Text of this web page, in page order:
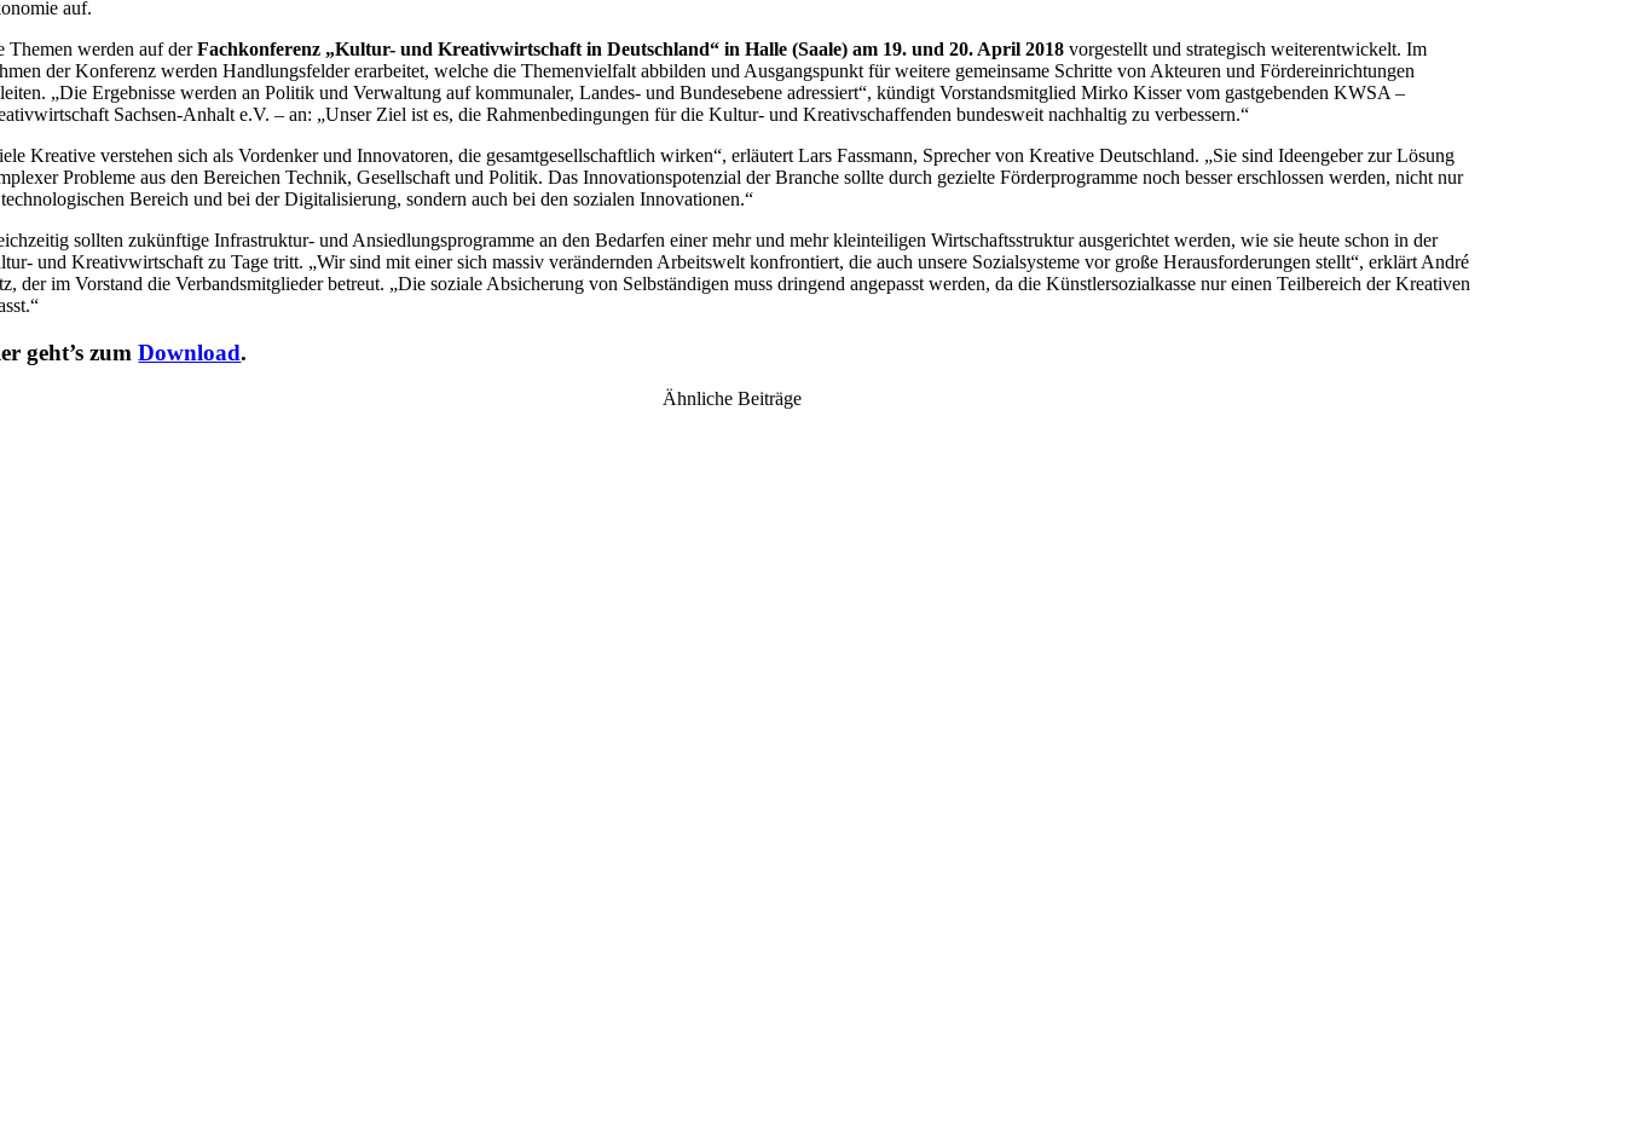
auf.
Themen werden auf derFachkonferenz „Kultur- und Kreativwirtschaft in Deutschland“ in Halle (Saale) am 19. und 20. April 2018 vorgestellt und strategisch weiterentwickelt. Im
der Konferenz werden Handlungsfelder erarbeitet, welche die Themenvielfalt abbilden und Ausgangspunkt für weitere gemeinsame Schritte von Akteuren und Fördereinrichtungen
„Die Ergebnisse werden an Politik und Verwaltung auf kommunaler, Landes- und Bundesebene adressiert“, kündigt Vorstandsmitglied Mirko Kisser vom gastgebenden KWSA –
Sachsen-Anhalt e.V. – an: „Unser Ziel ist es, die Rahmenbedingungen für die Kultur- und Kreativschaffenden bundesweit nachhaltig zu verbessern.“
Kreative verstehen sich als Vordenker und Innovatoren, die gesamtgesellschaftlich wirken“, erläutert Lars Fassmann, Sprecher von Kreative Deutschland. „Sie sind Ideengeber zur Lösung
Probleme aus den Bereichen Technik, Gesellschaft und Politik. Das Innovationspotenzial der Branche sollte durch gezielte Förderprogramme noch besser erschlossen werden, nicht nur
Bereich und bei der Digitalisierung, sondern auch bei den sozialen Innovationen.“
sollten zukünftige Infrastruktur- und Ansiedlungsprogramme an den Bedarfen einer mehr und mehr kleinteiligen Wirtschaftsstruktur ausgerichtet werden, wie sie heute schon in der
und Kreativwirtschaft zu Tage tritt. „Wir sind mit einer sich massiv verändernden Arbeitswelt konfrontiert, die auch unsere Sozialsysteme vor große Herausforderungen stellt“, erklärt André
der im Vorstand die Verbandsmitglieder betreut. „Die soziale Absicherung von Selbständigen muss dringend angepasst werden, da die Künstlersozialkasse nur einen Teilbereich der Kreativen
geht’s zumDownload.
Ähnliche Beiträge